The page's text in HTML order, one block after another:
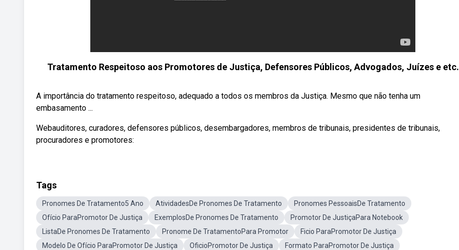
Tratamento Respeitoso aos Promotores de Justiça, Defensores Públicos, Advogados, Juízes e etc.
A importância do tratamento respeitoso, adequado a todos os membros da Justiça. Mesmo que não tenha um
embasamento ...
Webauditores, curadores, defensores públicos, desembargadores, membros de tribunais, presidentes de tribunais,
procuradores e promotores:
Tags
Pronomes De Tratamento5 Ano AtividadesDe Pronomes De Tratamento
Pronomes PessoaisDe Tratamento
Ofício ParaPromotor De Justiça
ExemplosDe Pronomes De Tratamento
Promotor De JustiçaPara Notebook
ListaDe Pronomes De Tratamento
Pronome De TratamentoPara Promotor
Ficio ParaPromotor De Justiça
Modelo De Ofício ParaPromotor De Justiça
OficioPromotor De Justiça
Formato ParaPromotor De Justiça